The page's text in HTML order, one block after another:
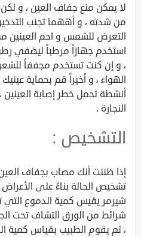
لا يمكن منع جفاف العين ، و
من شدته ، و أههما تجنب
التعرض للشمس و احم العينين
استخدم جهازاً مرطباً ليضفي
، و إن كنت تستخدم مجففاً
الهواء ، و أخيراً قم بحماية
أنشطة تحمل خطر إصابة العينين
النجارة .
التشخيص :
إذا ظننت أنك مصاب بجفاف
تشخيص الحالة بناءً على الأعراض
شيرمر يقيس كمية الدموع التي
شرائط من الورق التشاف تحت
، ثم يقوم الطبيب بقياس كمية